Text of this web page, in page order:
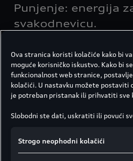
Punjenje: energija
svakodnevicu.
kapacitetom iskoristit ćete
punjenja svog potpuno
Zahvaljujući funkciji Plug &
umetnuti kabel i vozilo će se
Dolazak na odredište
Ova stranica koristi kolačiće kako bi
moguće korisničko iskustvo. Kako bi
funkcionalnost web stranice,
kolačići. U nastavku možete postaviti
je potreban pristanak ili prihvatiti sve
Slobodni ste dati, uskratiti ili povući
Društvo Porsche Croatia d.o.o.
stranicu i kolačiće. Za više informacija
Strogo neophodni kolačići